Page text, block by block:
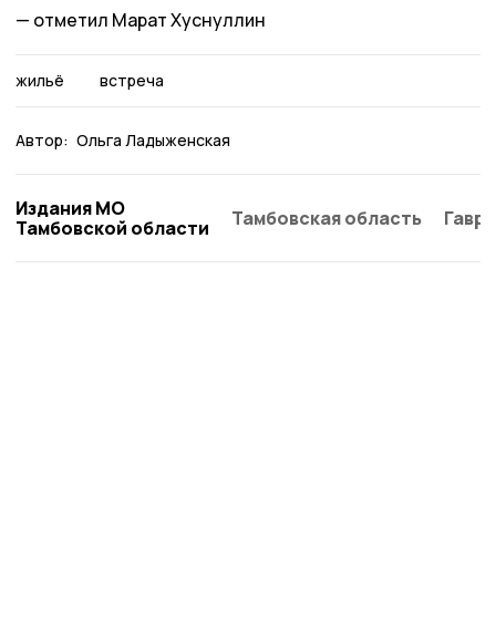
отметил Марат Хуснуллин
жильё встреча
Автор: Ольга Ладыженская
Издания МО
Тамбовской области
Тамбовская область